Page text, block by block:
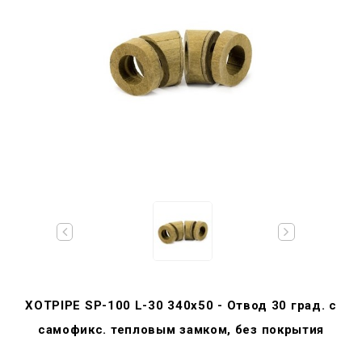
XOTPIPE SP-100 L-30 340x50 - Отвод 30 град. c
самофикс. тепловым замком, без покрытия